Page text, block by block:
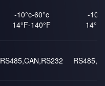
-10°c-60°c
14°F-140°F
-
RS485,CAN,RS232